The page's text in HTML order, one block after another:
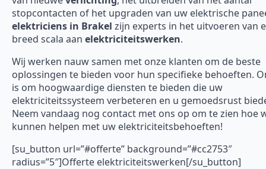
stopcontacten of het upgraden van uw elektrische
elektriciens in Brakel zijn experts in het uitvoeren van
breed scala aan elektriciteitswerken.
Wij werken nauw samen met onze klanten om de beste
oplossingen te bieden voor hun specifieke behoeften.
is om hoogwaardige diensten te bieden die uw
elektriciteitssysteem verbeteren en u gemoedsrust
Neem vandaag nog contact met ons op om te zien hoe
kunnen helpen met uw elektriciteitsbehoeften!
[su_button url=”#offerte” background=”#cc2753″
radius=”5″]Offerte elektriciteitswerken[/su_button]